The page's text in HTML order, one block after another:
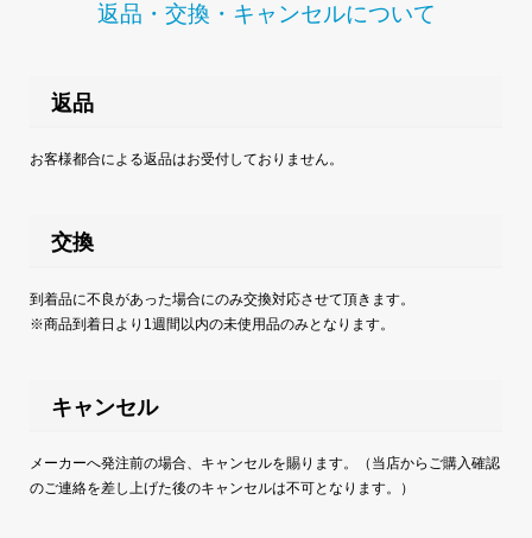
返品・交換・キャンセルについて
返品
お客様都合による返品はお受付しておりません。
交換
到着品に不良があった場合にのみ交換対応させて頂きます。
※商品到着日より1週間以内の未使用品のみとなります。
キャンセル
メーカーへ発注前の場合、キャンセルを賜ります。（当店からご購入確認
のご連絡を差し上げた後のキャンセルは不可となります。）